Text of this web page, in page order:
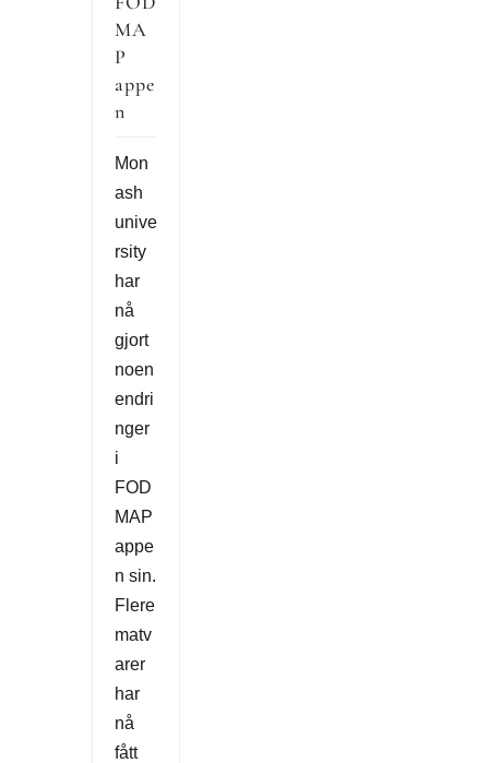
MA
P
appe
n
Mon
ash
unive
rsity
har
nå
gjort
noen
endri
nger
i
FOD
MAP
appe
n sin.
Flere
matv
arer
har
nå
fått